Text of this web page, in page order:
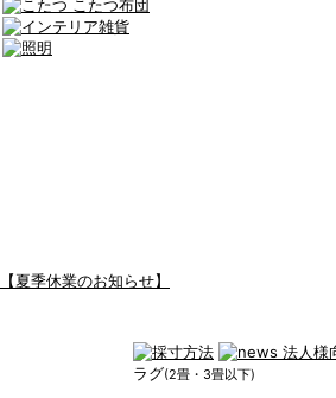
【夏季休業のお知らせ】
ラグ(2畳・3畳以下)